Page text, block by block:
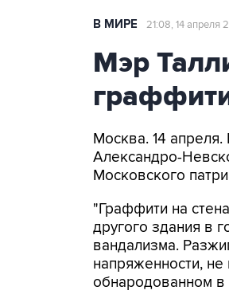
В МИРЕ 21:08, 14 апреля
Мэр
Москва. 14
Александро-
Московского
"Граффити на
другого здания в
вандализма.
напряженности,
обнародованном в